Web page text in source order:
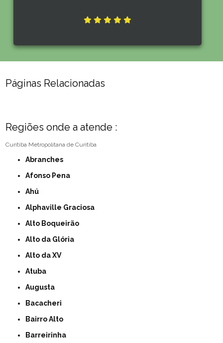
Páginas Relacionadas
Regiões onde a atende :
Curitiba Metropolitana de Curitiba
Abranches
Afonso Pena
Ahú
Alphaville Graciosa
Alto Boqueirão
Alto da Glória
Alto da XV
Atuba
Augusta
Bacacheri
Bairro Alto
Barreirinha